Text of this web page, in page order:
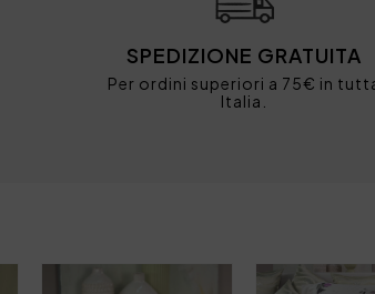
SPEDIZIONE GRATUITA
Per ordini superiori a 75€ in
Italia.